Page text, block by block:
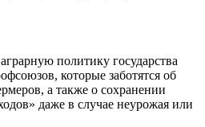
политику государства
которые заботятся об
а также о сохранении
даже в случае неурожая или